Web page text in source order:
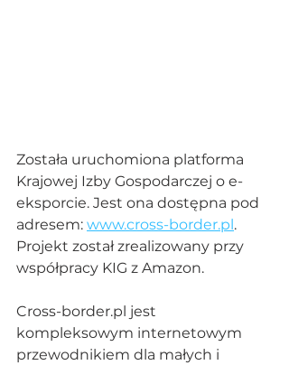
Została uruchomiona platforma
Krajowej Izby Gospodarczej o e-
eksporcie. Jest ona dostępna pod
adresem: www.cross-border.pl .
Projekt został zrealizowany przy
współpracy KIG z Amazon.
Cross-border.pl jest
kompleksowym internetowym
przewodnikiem dla małych i